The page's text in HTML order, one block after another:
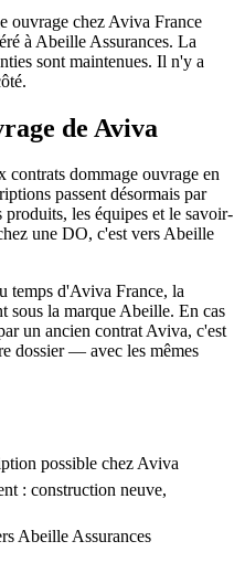
ouvrage chez Aviva France
à Abeille Assurances. La
sont maintenues. Il n'y a
de Aviva
contrats dommage ouvrage en
passent désormais par
les équipes et le savoir-
une DO, c'est vers Abeille
temps d'Aviva France, la
sous la marque Abeille. En cas
un ancien contrat Aviva, c'est
dossier — avec les mêmes
possible chez Aviva
: construction neuve,
Abeille Assurances